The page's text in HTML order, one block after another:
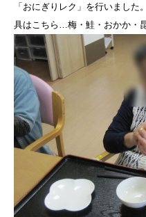
「おにぎりレク」を行いました。
具はこちら…梅・鮭・おかか・